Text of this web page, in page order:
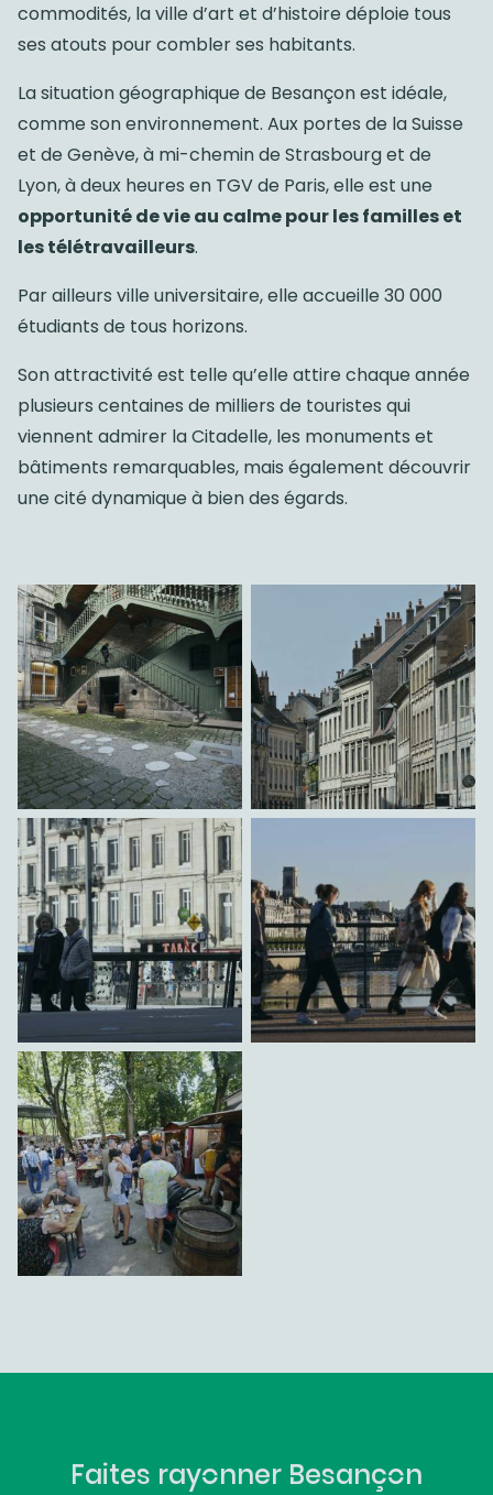
commodités, la ville d’art et d’histoire déploie tous
ses atouts pour combler ses habitants.
La situation géographique de Besançon est idéale,
comme son environnement. Aux portes de la Suisse
et de Genève, à mi-chemin de Strasbourg et de
Lyon, à deux heures en TGV de Paris, elle est une
opportunité de vie au calme pour les familles et
les télétravailleurs.
Par ailleurs ville universitaire, elle accueille 30 000
étudiants de tous horizons.
Son attractivité est telle qu’elle attire chaque année
plusieurs centaines de milliers de touristes qui
viennent admirer la Citadelle, les monuments et
bâtiments remarquables, mais également découvrir
une cité dynamique à bien des égards.
Faites rayonner Besançon